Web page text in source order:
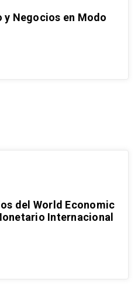
y Negocios en Modo
del World Economic
Internacional